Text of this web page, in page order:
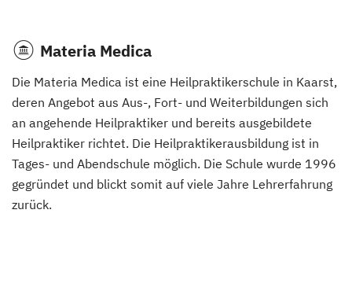
Materia Medica
Die Materia Medica ist eine Heilpraktikerschule in Kaarst,
deren Angebot aus Aus-, Fort- und Weiterbildungen sich
an angehende Heilpraktiker und bereits ausgebildete
Heilpraktiker richtet. Die Heilpraktikerausbildung ist in
Tages- und Abendschule möglich. Die Schule wurde 1996
gegründet und blickt somit auf viele Jahre Lehrerfahrung
zurück.